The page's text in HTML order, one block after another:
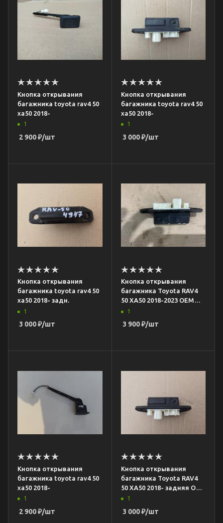
Кнопка открывания
багажника toyota rav4 50
xa50 2018-
1
2 900₽/шт
Кнопка открывания
багажника toyota rav4 50
xa50 2018-
1
3 000₽/шт
Кнопка открывания
багажника toyota rav4 50
xa50 2018- задн.
1
3 000₽/шт
Кнопка открывания
багажника Toyota RAV4
50 XA50 2018-2023 OEM
84995-42070
1
3 900₽/шт
Кнопка открывания
багажника toyota rav4 50
xa50 2018-
1
2 900₽/шт
Кнопка открывания
багажника Toyota RAV4
50 XA50 2018- задняя OEM
84840-47040
1
3 000₽/шт